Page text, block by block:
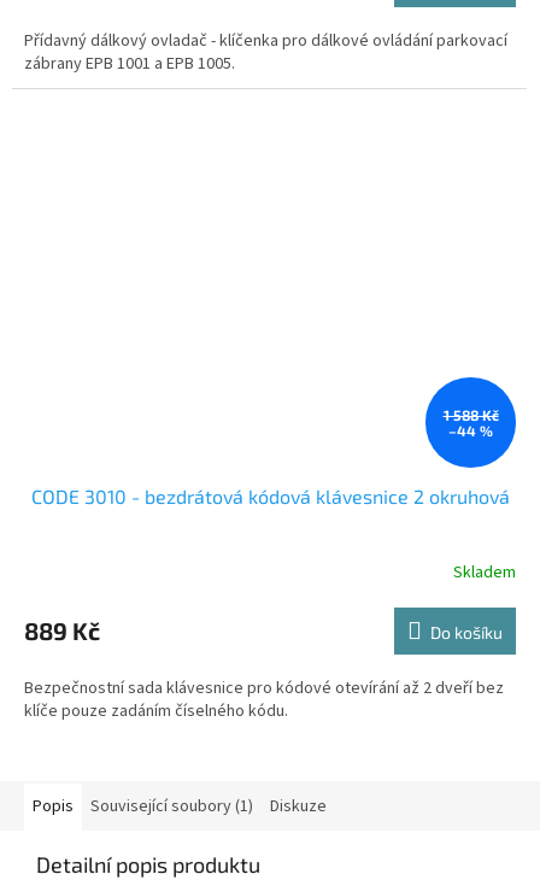
Přídavný dálkový ovladač - klíčenka pro dálkové ovládání parkovací
zábrany EPB 1001 a EPB 1005.
1 588 Kč
–44 %
CODE 3010 - bezdrátová kódová klávesnice 2 okruhová
Skladem
889 Kč Do košíku
Bezpečnostní sada klávesnice pro kódové otevírání až 2 dveří bez
klíče pouze zadáním číselného kódu.
Popis Související soubory (1) Diskuze
Detailní popis produktu